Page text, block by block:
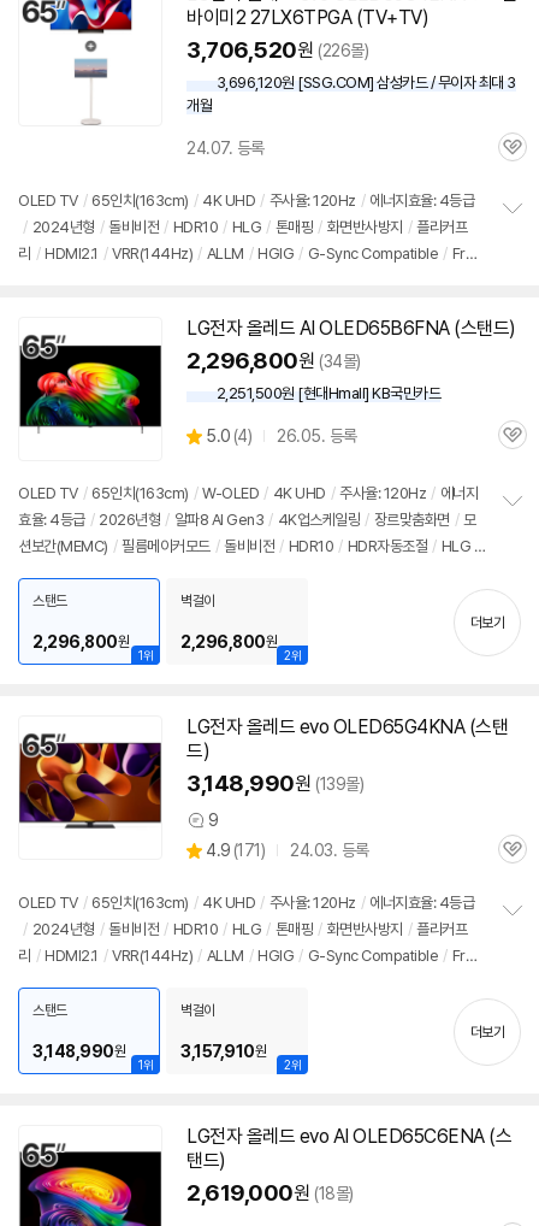
바이미2 27LX6TPGA (TV+TV)
3,706,520원 (226몰)
3,696,120원 [SSG.COM] 삼성카드 / 무이자 최대 3
개월
24.07. 등록
관
OLED TV / 65인치 (163cm) / 4K UHD / 주사율: 120Hz / 에너지효율: 4등급
/ 2024년형 / 돌비비전 / HDR10 / HLG / 톤매핑 / 화면반사방지 / 플리커프
리 / HDMI2.1 / VRR(144Hz) / ALLM / HGIG / G-Sync Compatible / Free
기
LG전자올레드 AI OLED65B6FNA (스탠드)
2,296,800원 (34몰)
2,251,500원 [현대Hmall] KB국민카드
별
5.0 (상
리
뷰
4) 26.05. 등록
관
OLED TV / 65인치 (163cm) / W-OLED / 4K UHD / 주사율: 120Hz / 에너지
효율: 4등급 / 2026년형 / 알파8 AI Gen3 / 4K업스케일링 / 장르맞춤화면 / 모
션보간(MEMC) / 필름메이커모드 / 돌비비전 / HDR10 / HDR자동조절 / HLG /
c Compatible
FreeSync / 게임모드
출시가:
기
1위
스탠드
2,296,800원
2위
벽걸이
2,296,800원
더보기
LG전자올레드 evo OLED65G4KNA (스탠
드)
3,148,990원 (139몰)
상
품
견
9
별
4.9 (상
리
뷰
171) 24.03. 등록
관
영
상
OLED TV / 65인치 (163cm) / 4K UHD / 주사율: 120Hz / 에너지효율: 4등급
/ 2024년형 / 돌비비전 / HDR10 / HLG / 톤매핑 / 화면반사방지 / 플리커프
리 / HDMI2.1 / VRR(144Hz) / ALLM / HGIG / G-Sync Compatible / Free
기
1위
스탠드
3,148,990원
2위
벽걸이
3,157,910원
더보기
LG전자올레드 evo AI OLED65C6ENA (스
탠드)
2,619,000원 (18몰)
세부정보 열기/접기